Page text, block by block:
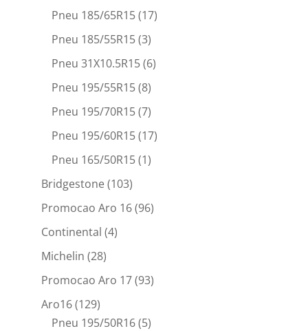
Pneu 185/65R15(17)
Pneu 185/55R15(3)
Pneu 31X10.5R15(6)
Pneu 195/55R15(8)
Pneu 195/70R15(7)
Pneu 195/60R15(17)
Pneu 165/50R15(1)
Bridgestone(103)
Promocao Aro 16(96)
Continental (4)
Michelin (28)
Promocao Aro 17(93)
Aro16(129)
Pneu 195/50R16(5)